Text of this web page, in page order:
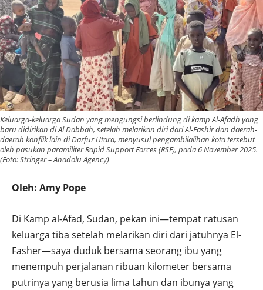
Keluarga-keluarga Sudan yang mengungsi berlindung di kamp Al-Afadh yang
baru didirikan di Al Dabbah, setelah melarikan diri dari Al-Fashir dan daerah-
daerah konflik lain di Darfur Utara, menyusul pengambilalihan kota tersebut
oleh pasukan paramiliter Rapid Support Forces (RSF), pada 6 November 2025.
(Foto: Stringer – Anadolu Agency)
Oleh: Amy Pope
Di Kamp al-Afad, Sudan, pekan ini—tempat ratusan
keluarga tiba setelah melarikan diri dari jatuhnya El-
Fasher—saya duduk bersama seorang ibu yang
menempuh perjalanan ribuan kilometer bersama
putrinya yang berusia lima tahun dan ibunya yang